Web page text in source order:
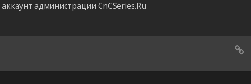
администрации CnCSeries.Ru